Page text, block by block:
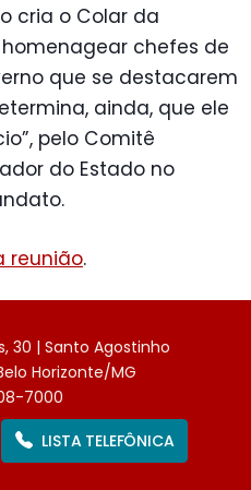
cria o Colar da
chefes de
que se destacarem
ainda, que ele
pelo Comitê
do Estado no
reunião.
30 | Santo Agostinho
Horizonte/MG
7000
LISTA TELEFÔNICA